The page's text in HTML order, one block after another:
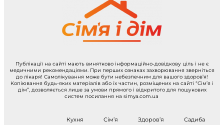
Публікації на сайті мають винятково інформаційно-довідкову ціль і не є
медичними рекомендаціями. При перших ознаках захворювання зверніться
до лікаря! Самолікування може бути небезпечним для вашого здоров’я!
Копіювання будь-яких матеріалів або їх частин, розміщених на сайті “Сім’я і
дім”, дозволяється лише за умови прямого і відкритого для пошукових
систем посилання на simya.com.ua
Кухня Сім’я Здоров’я Садиба